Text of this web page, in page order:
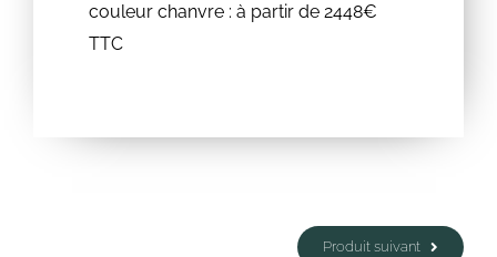
couleur chanvre : à partir de 2448€
TTC
Produit suivant